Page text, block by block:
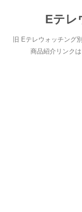
Eテレ
旧 Eテレウォッチン
商品紹介リンク